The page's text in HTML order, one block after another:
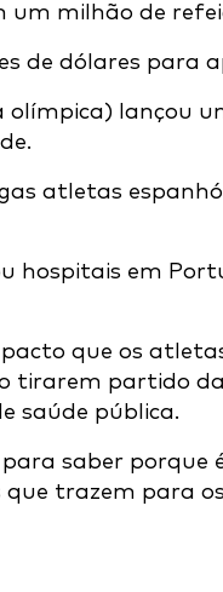
um milhão de
de dólares para
lançou
atletas
hospitais em
que os
tirarem partido
saúde pública.
para saber porque
trazem para